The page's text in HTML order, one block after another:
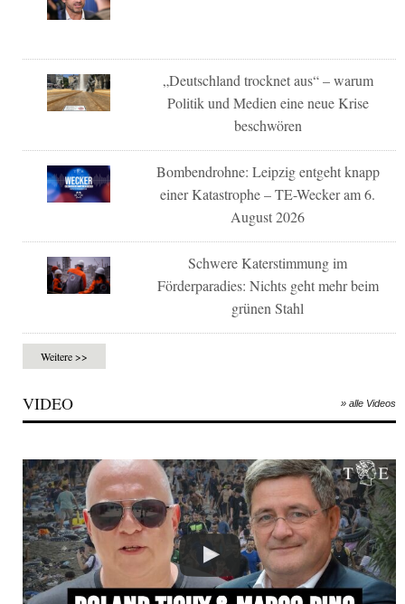
„Deutschland trocknet aus“ – warum
Politik und Medien eine neue Krise
beschwören
Bombendrohne: Leipzig entgeht knapp
einer Katastrophe – TE-Wecker am 6.
August 2026
Schwere Katerstimmung im
Förderparadies: Nichts geht mehr beim
grünen Stahl
Weitere >>
VIDEO » alle Videos